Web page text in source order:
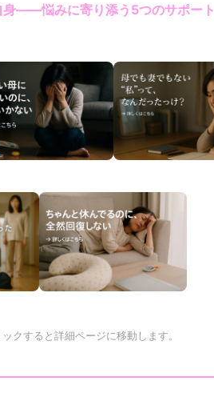
身——悩みに寄り添う5つのサポート
クすると詳細ページに移動します。